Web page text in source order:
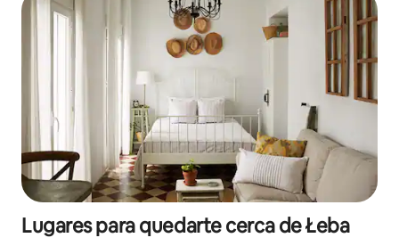
Lugares para quedarte cerca de Łeba